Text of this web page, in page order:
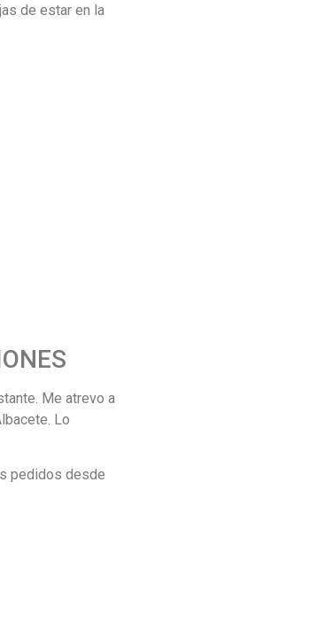
de estar en la
Me atrevo a
Lo
pedidos desde